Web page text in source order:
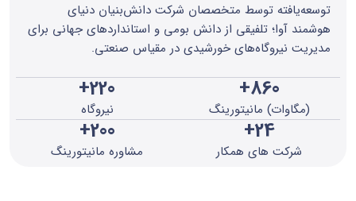
توسعه‌یافته توسط متخصصان شرکت دانش‌بنیان دنیای
هوشمند آوا؛ تلفیقی از دانش بومی و استانداردهای جهانی برای
مدیریت نیروگاه‌های خورشیدی در مقیاس صنعتی.
+860
(مگاوات) مانیتورینگ
+220
نیروگاه
+24
شرکت های همکار
+200
مشاوره مانیتورینگ